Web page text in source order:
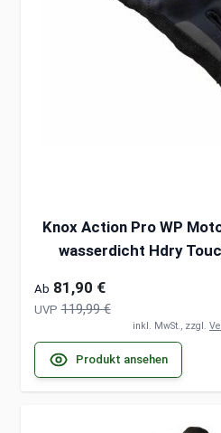
Knox Action Pro WP
wasserdicht Hdry
Ab 81,90 €
UVP 119,99 €
inkl. MwSt., zzgl.
Produkt ansehen